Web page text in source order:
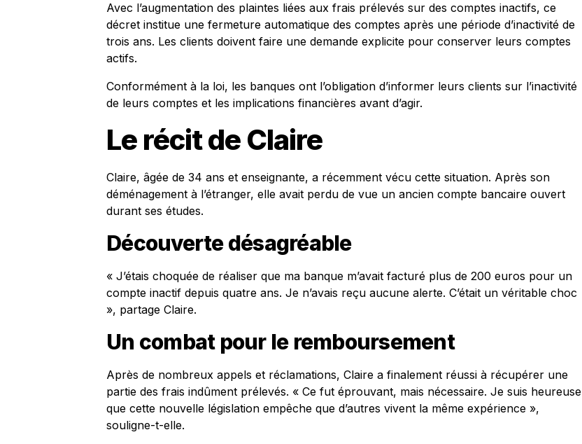
Avec l’augmentation des plaintes liées aux frais prélevés sur des comptes inactifs, ce
décret institue une fermeture automatique des comptes après une période d’inactivité de
trois ans. Les clients doivent faire une demande explicite pour conserver leurs comptes
actifs.
Conformément à la loi, les banques ont l’obligation d’informer leurs clients sur l’inactivité
de leurs comptes et les implications financières avant d’agir.
Le récit de Claire
Claire, âgée de 34 ans et enseignante, a récemment vécu cette situation. Après son
déménagement à l’étranger, elle avait perdu de vue un ancien compte bancaire ouvert
durant ses études.
Découverte désagréable
« J’étais choquée de réaliser que ma banque m’avait facturé plus de 200 euros pour un
compte inactif depuis quatre ans. Je n’avais reçu aucune alerte. C’était un véritable choc
», partage Claire.
Un combat pour le remboursement
Après de nombreux appels et réclamations, Claire a finalement réussi à récupérer une
partie des frais indûment prélevés. « Ce fut éprouvant, mais nécessaire. Je suis heureuse
que cette nouvelle législation empêche que d’autres vivent la même expérience »,
souligne-t-elle.